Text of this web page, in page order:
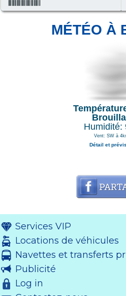
MÉTÉO À
Humidité:
Vent: SW à
Détail et
Services VIP
Locations de véhicules
Navettes et transferts
Publicité
Log in